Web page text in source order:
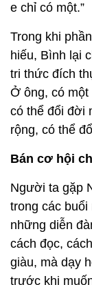
e chỉ có một.”
Trong khi
hiếu, Bình lại
tri thức đích
Ở ông, có
có thể đổi đời
rộng, có thể
Bán cơ hội
Người ta gặp
trong các
những diễn
cách đọc,
giàu, mà dạy
trước khi